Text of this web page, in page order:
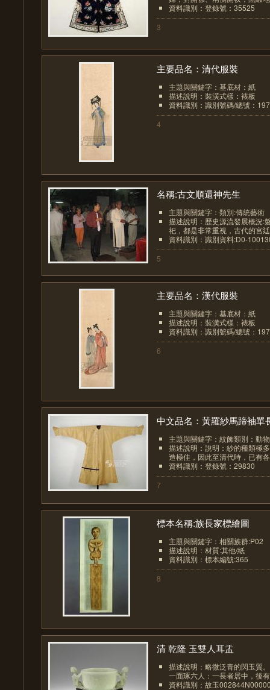
資料識別：登錄號：35525
3
主要品名：清代服裝
主題與關鍵字：基底材：紙
描述說明：裝潢式樣：裱板
資料識別：識別號碼/總號：
4
名稱:古文順還神先生
主題與關鍵字：類別:傳統藝術
描述說明：歷史源流發展概況:
祀，都是非常重視，古代的宮
資料識別：識別資料:D0-
5
主要品名：漢代服裝
主題與關鍵字：基底材：紙
描述說明：裝潢式樣：裱板
資料識別：識別號碼/總號：
6
中文品名：黃羅紗馬蹄袖單
主題與關鍵字：紋飾類別：動
描述說明：說明：紗的種類極
造極佳，因此至清代時，已有
資料識別：登錄號：29830
7
標本名稱:族長家標繪圖
主題與關鍵字：相關族群:P02
描述說明：材質:其他/紙
資料識別：標本編號:365
8
清 乾隆 玉雙人耳盂
描述說明：略微泛青的閃玉質
一面琢六人：一長者居中，後
資料識別：故玉